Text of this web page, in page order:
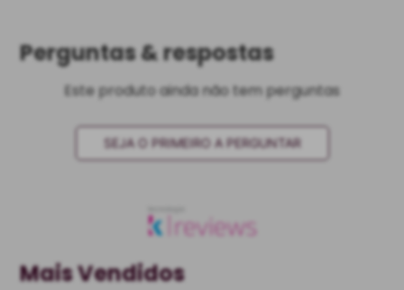
Perguntas & respostas
Este produto ainda não tem perguntas
SEJA O PRIMEIRO A PERGUNTAR
Mais Vendidos